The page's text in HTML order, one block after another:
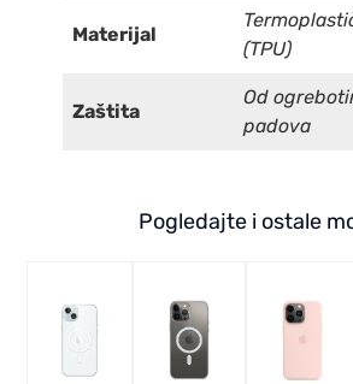
Materijal
(TPU)
Zaštita
Od
padova
Pogledajte i ostale